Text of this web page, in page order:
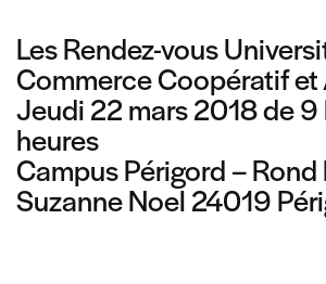
Les Rendez-vous
Commerce Coopératif
Jeudi 22 mars 2018 de 9
heures
Campus Périgord – Rond
Suzanne Noel 24019